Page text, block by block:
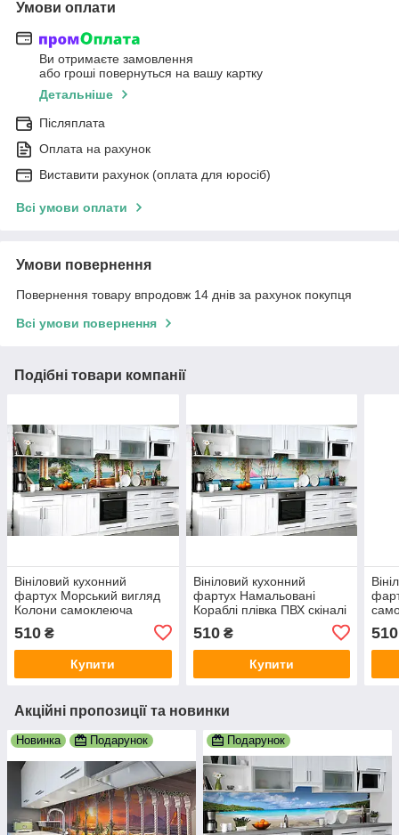
Умови оплати
Ви отримаєте замовлення
або гроші повернуться на вашу картку
Детальніше
Післяплата
Оплата на рахунок
Виставити рахунок (оплата для юросіб)
Всі умови оплати
Умови повернення
Повернення товару впродовж 14 днів за рахунок покупця
Всі умови повернення
Подібні товари компанії
Вініловий кухонний
фартух Морський вигляд
Колони самоклеюча
Море Блакитний 600х2000
мм
510 ₴
Купити
Вініловий кухонний
фартух Намальовані
Кораблі плівка ПВХ скіналі
Блакитний 600х2000 мм
510₴
Купити
мм
510
Акційні пропозиції та новинки
Новинка Подарунок Подарунок